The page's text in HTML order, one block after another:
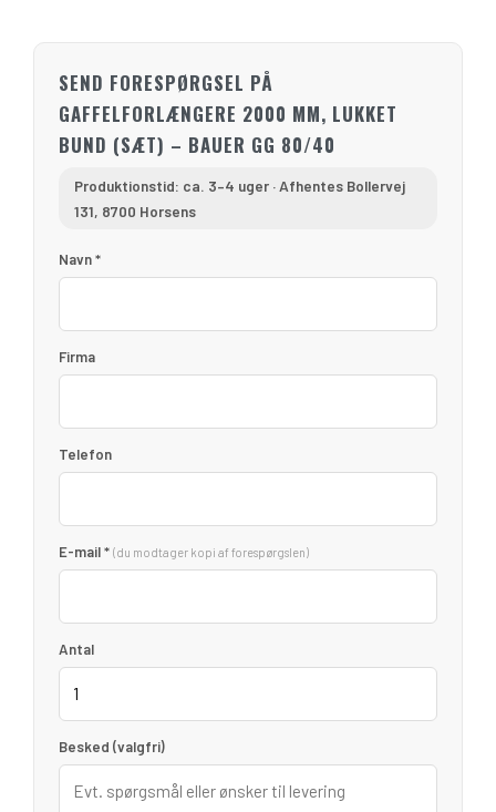
SEND FORESPØRGSEL PÅ
GAFFELFORLÆNGERE 2000 MM, LUKKET
BUND (SÆT) – BAUER GG 80/40
Produktionstid: ca. 3–4 uger · Afhentes Bollervej
131, 8700 Horsens
Navn *
Firma
Telefon
E-mail * (du modtager kopi af forespørgslen)
Antal
Besked (valgfri)